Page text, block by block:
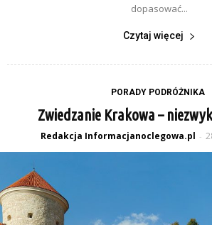
dopasować...
Czytaj więcej
PORADY PODRÓŻNIKA
Zwiedzanie Krakowa –
Redakcja Informacjanoclegowa.pl -